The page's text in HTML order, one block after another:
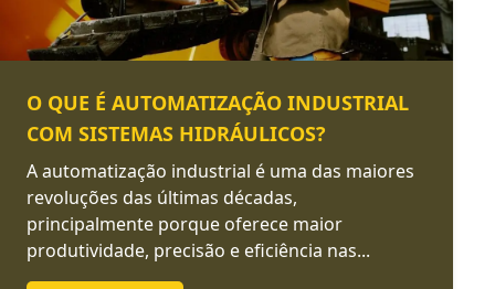
O QUE É AUTOMATIZAÇÃO INDUSTRIAL
COM SISTEMAS HIDRÁULICOS?
A automatização industrial é uma das maiores
revoluções das últimas décadas,
principalmente porque oferece maior
produtividade, precisão e eficiência nas...